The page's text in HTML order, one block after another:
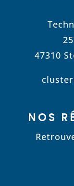
47310
NOS